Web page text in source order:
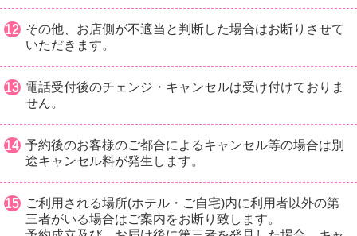
その他、お店側が不適当と判断した場合はお断りさせて
いただきます。
電話受付後のチェンジ・キャンセルは受け付けておりま
せん。
予約後のお客様のご都合によるキャンセル等の場合は別
途キャンセル料が発生します。
ご利用される場所(ホテル・ご自宅)内に利用者以外の第
三者がいる場合はご案内をお断り致します。